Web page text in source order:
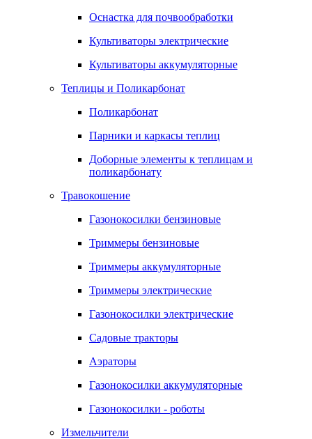
Оснастка для почвообработки
Культиваторы электрические
Культиваторы аккумуляторные
Теплицы и Поликарбонат
Поликарбонат
Парники и каркасы теплиц
Доборные элементы к теплицам и
поликарбонату
Травокошение
Газонокосилки бензиновые
Триммеры бензиновые
Триммеры аккумуляторные
Триммеры электрические
Газонокосилки электрические
Садовые тракторы
Аэраторы
Газонокосилки аккумуляторные
Газонокосилки - роботы
Измельчители